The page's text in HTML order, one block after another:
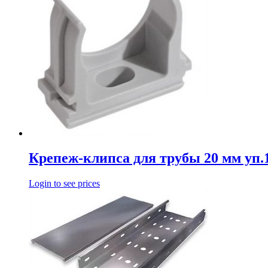
Крепеж-клипса для трубы 20 мм
Login to see prices